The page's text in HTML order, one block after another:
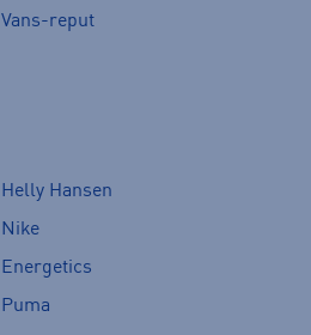
Vans-reput
Helly Hansen
Nike
Energetics
Puma